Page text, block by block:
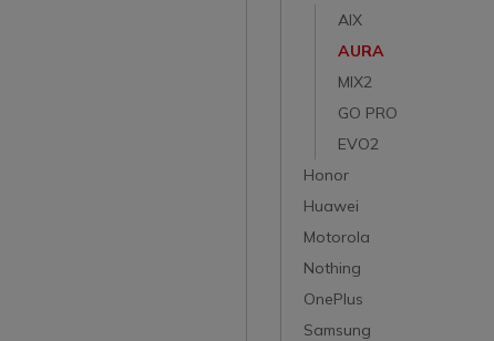
AIX
AURA
MIX2
GO PRO
EVO2
Honor
Huawei
Motorola
Nothing
OnePlus
Samsung